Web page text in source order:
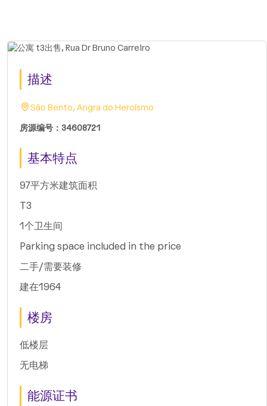
描述
São Bento, Angra do Heroísmo
房源编号：34608721
基本特点
97平方米建筑面积
T3
1个卫生间
Parking space included in the price
二手/需要装修
建在1964
楼房
低楼层
无电梯
能源证书